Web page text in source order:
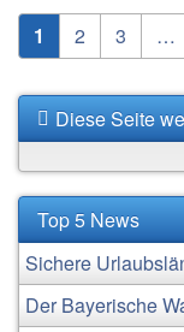
1 2 3 …
Diese Seite
Top 5 News
Sichere
Der Bayerische